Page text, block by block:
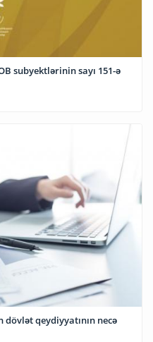
subyektlərinin sayı 151-ə
qeydiyyatının necə